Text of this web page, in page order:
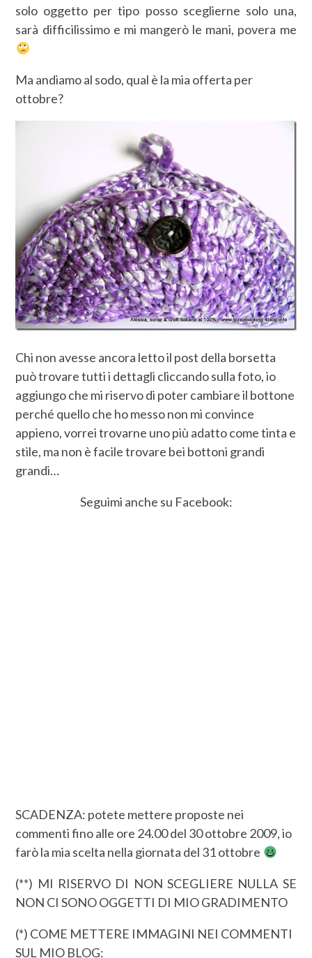
solo oggetto per tipo posso sceglierne solo una,
sarà difficilissimo e mi mangerò le mani, povera me
Ma andiamo al sodo, qual è la mia offerta per
ottobre?
Chi non avesse ancora letto il post della borsetta
può trovare tutti i dettagli cliccando sulla foto, io
aggiungo che mi riservo di poter cambiare il bottone
perché quello che ho messo non mi convince
appieno, vorrei trovarne uno più adatto come tinta e
stile, ma non è facile trovare bei bottoni grandi
grandi…
Seguimi anche su Facebook:
SCADENZA: potete mettere proposte nei
commenti fino alle ore 24.00 del 30 ottobre 2009, io
farò la mia scelta nella giornata del 31 ottobre
(**) MI RISERVO DI NON SCEGLIERE NULLA SE
NON CI SONO OGGETTI DI MIO GRADIMENTO
(*) COME METTERE IMMAGINI NEI COMMENTI
SUL MIO BLOG: